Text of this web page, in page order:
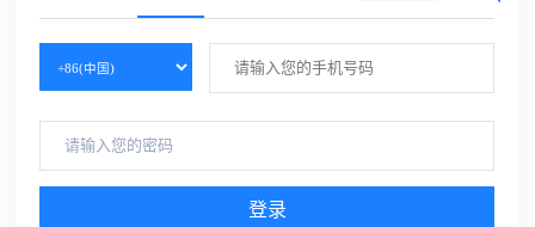
登录